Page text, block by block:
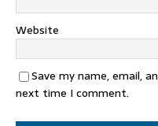
Website
Save my name, email,
next time I comment.